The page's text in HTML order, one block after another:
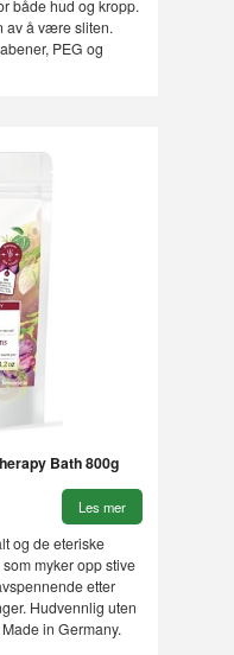
både hud og kropp.
av å være sliten.
PEG og
Bath 800g
Les mer
og de eteriske
myker opp stive
etter
Hudvennlig uten
in Germany.